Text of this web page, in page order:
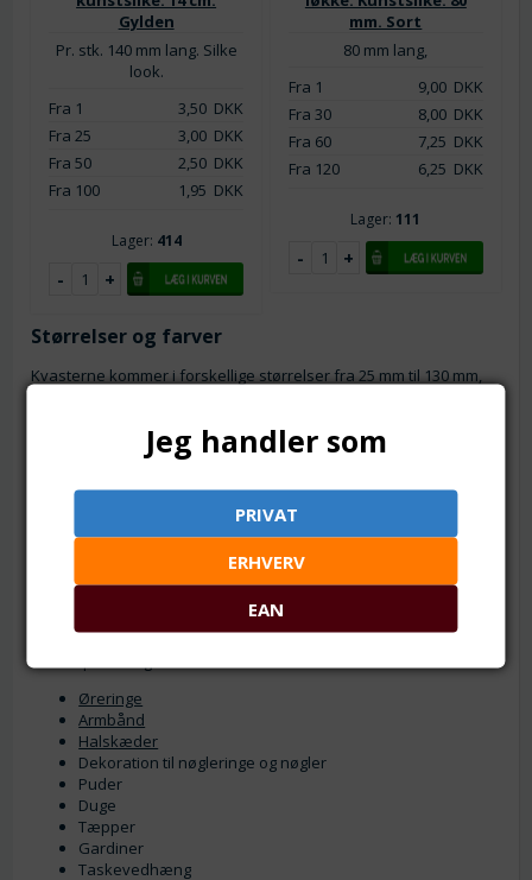
Gylden
Pr. stk. 140 mm lang. Silke
look.
Fra 1
3,50DKK
Fra 25
3,00DKK
Fra 50
2,50DKK
Fra 100
1,95 DKK
Lager: 414
mm. Sort
80 mm lang,
Fra 1
9,00DKK
Fra 30
8,00DKK
Fra 60
7,25 DKK
Fra 120
6,25 DKK
Lager: 111
Størrelser og farver
Kvasterne kommer i forskellige størrelser fra 25 mm til 130 mm,
fordel bruges til julepynt for eksempel i form af juleengle, eller
hvad fantasien nu byder på. De fås i variationer af lilla, sort,
Materialet er enten bomuldssilke eller kunstsilke.
Hvad kan du bruge kvaster til?
Kvaster kan bruges til mere end bare smykker. Her er en lille
oversigt over, hvad de egentlig kan bruges til, som forhåbentlig
Øreringe
Armbånd
Halskæder
Dekoration til nøgleringe og nøgler
Puder
Duge
Tæpper
Gardiner
Taskevedhæng
Jeg handler som
PRIVAT
ERHVERV
EAN